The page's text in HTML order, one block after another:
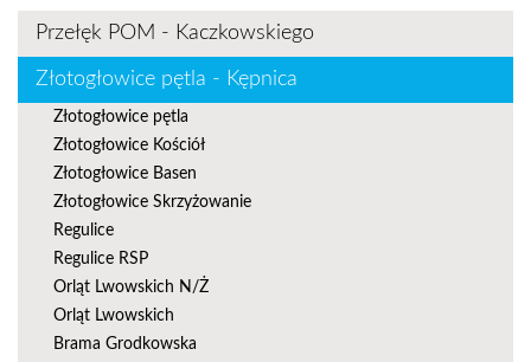
Przełęk POM - Kaczkowskiego
Złotogłowice pętla - Kępnica
Złotogłowice pętla
Złotogłowice Kościół
Złotogłowice Basen
Złotogłowice Skrzyżowanie
Regulice
Regulice RSP
Orląt Lwowskich N/Ż
Orląt Lwowskich
Brama Grodkowska